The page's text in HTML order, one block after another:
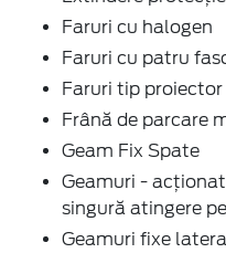
Faruri cu halogen
Faruri cu patru
Faruri tip
Frână de parcare
Geam Fix Spate
Geamuri -
singură atingere
Geamuri fixe